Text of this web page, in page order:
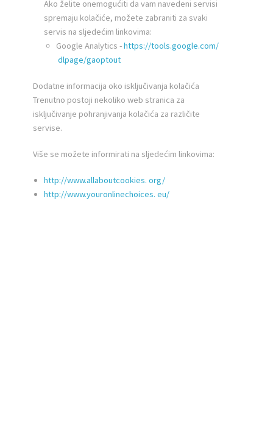
Ako želite onemogućiti da vam navedeni servisi
spremaju kolačiće, možete zabraniti za svaki
servis na sljedećim linkovima:
Google Analytics -https://tools.google.com/
dlpage/gaoptout
Dodatne informacija oko isključivanja kolačića
Trenutno postoji nekoliko web stranica za
isključivanje pohranjivanja kolačića za različite
servise.
Više se možete informirati na sljedećim linkovima:
http://www.allaboutcookies. org/
http://www.youronlinechoices. eu/